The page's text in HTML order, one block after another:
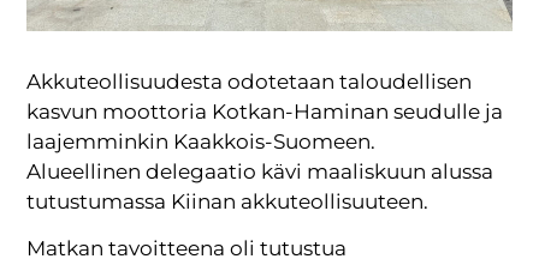
Akkuteollisuudesta odotetaan taloudellisen
kasvun moottoria Kotkan-Haminan seudulle ja
laajemminkin Kaakkois-Suomeen.
Alueellinen delegaatio kävi maaliskuun alussa
tutustumassa Kiinan akkuteollisuuteen.
Matkan tavoitteena oli tutustua